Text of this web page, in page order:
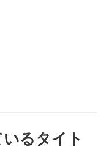
るタイト